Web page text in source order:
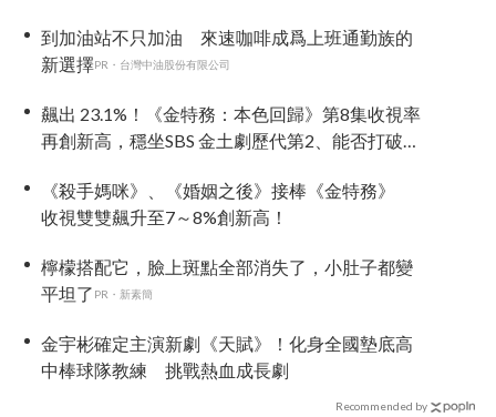
到加油站不只加油 來速咖啡成爲上班通勤族的
新選擇PR・台灣中油股份有限公司
飆出 23.1%！《金特務：本色回歸》第8集收視率
再創新高，穩坐SBS 金土劇歷代第2、能否打破
《殺手媽咪》、《婚姻之後》接棒《金特務》
收視雙雙飆升至7～8%創新高！
檸檬搭配它，臉上斑點全部消失了，小肚子都變
平坦了 PR・新素簡
金宇彬確定主演新劇《天賦》！化身全國墊底高
中棒球隊教練 挑戰熱血成長劇
Recommended by